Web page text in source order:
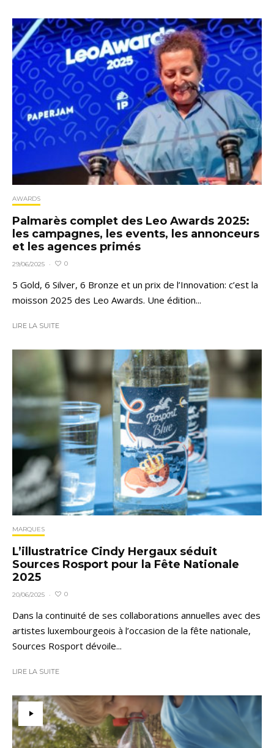
AWARDS
Palmarès complet des Leo Awards 2025:
les campagnes, les events, les annonceurs
et les agences primés
29/06/2025 · 0
5 Gold, 6 Silver, 6 Bronze et un prix de l’Innovation: c’est la
moisson 2025 des Leo Awards. Une édition...
LIRE LA SUITE
MARQUES
L’illustratrice Cindy Hergaux séduit
Sources Rosport pour la Fête Nationale
2025
20/06/2025 · 0
Dans la continuité de ses collaborations annuelles avec des
artistes luxembourgeois à l’occasion de la fête nationale,
Sources Rosport dévoile...
LIRE LA SUITE